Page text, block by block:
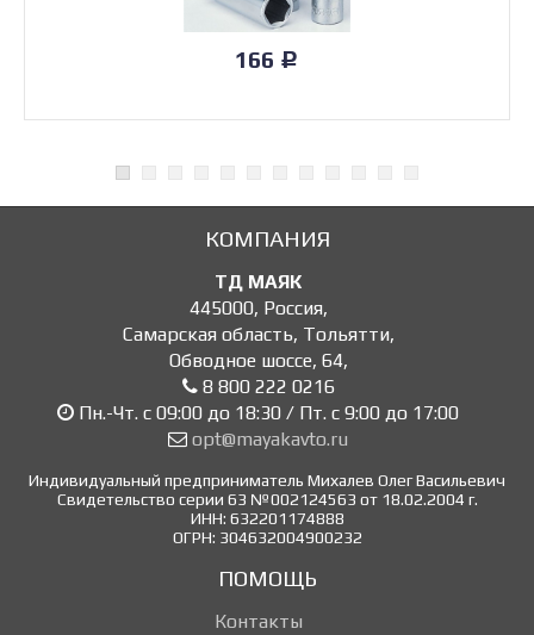
166 Р
КОМПАНИЯ
ТД МАЯК
445000, Россия,
Самарская область, Тольятти,
Обводное шоссе, 64,
8 800 222 0216
Пн.-Чт. с 09:00 до 18:30 / Пт. с 9:00 до 17:00
opt@mayakavto.ru
Индивидуальный предприниматель Михалев Олег Васильевич
Свидетельство серии 63 №002124563 от 18.02.2004 г.
ИНН: 632201174888
ОГРН: 304632004900232
ПОМОЩЬ
Контакты